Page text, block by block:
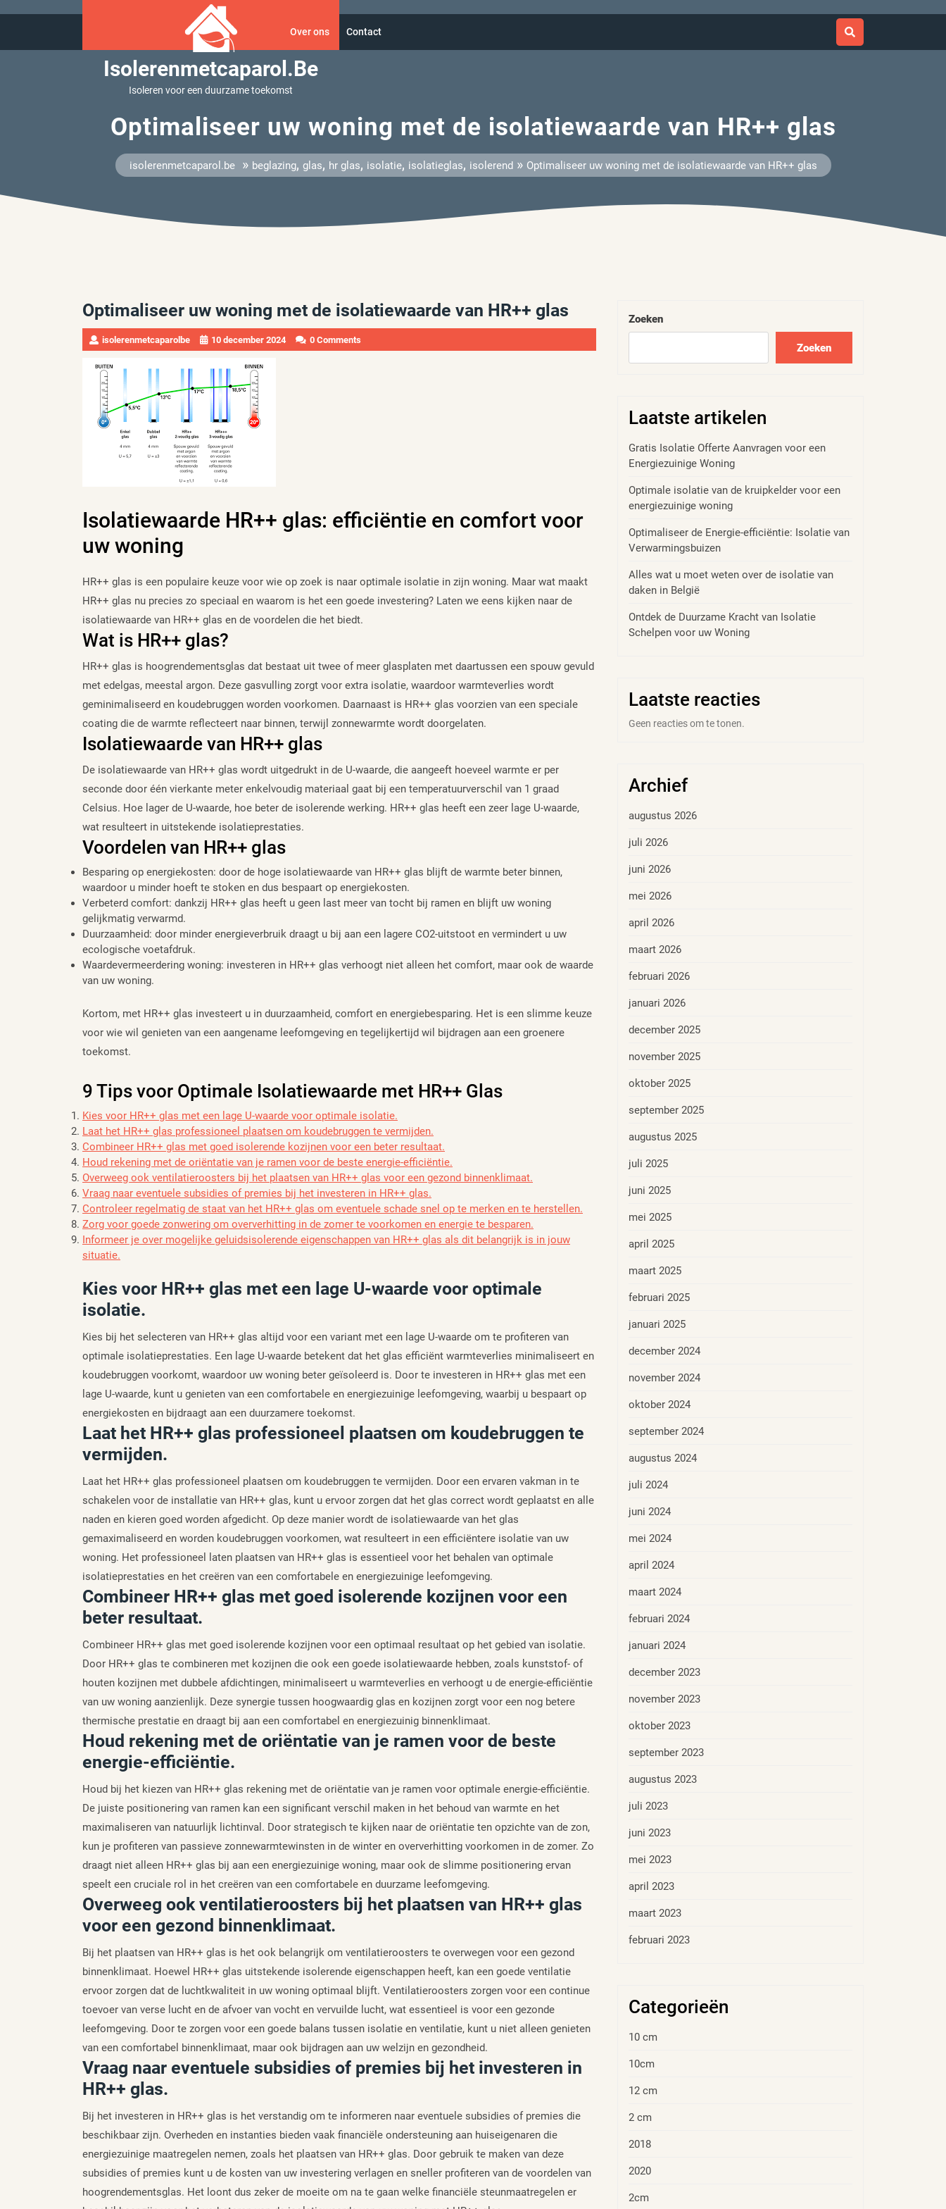
Isolerenmetcaparol.be
Isoleren voor een duurzame toekomst
Over ons Contact
Optimaliseer uw woning met de isolatiewaarde van HR++ glas
isolerenmetcaparol.be» beglazing, glas, hr glas, isolatie, isolatieglas, isolerend» Optimaliseer uw woning met de isolatiewaarde van HR++ glas
Optimaliseer uw woning met de isolatiewaarde van HR++ glas
isolerenmetcaparolbe 10 december 2024 0 Comments
Isolatiewaarde HR++ glas: efficiëntie en comfort voor
uw woning
HR++ glas is een populaire keuze voor wie op zoek is naar optimale isolatie in zijn woning. Maar wat maakt
HR++ glas nu precies zo speciaal en waarom is het een goede investering? Laten we eens kijken naar de
isolatiewaarde van HR++ glas en de voordelen die het biedt.
Wat is HR++ glas?
HR++ glas is hoogrendementsglas dat bestaat uit twee of meer glasplaten met daartussen een spouw gevuld
met edelgas, meestal argon. Deze gasvulling zorgt voor extra isolatie, waardoor warmteverlies wordt
geminimaliseerd en koudebruggen worden voorkomen. Daarnaast is HR++ glas voorzien van een speciale
coating die de warmte reflecteert naar binnen, terwijl zonnewarmte wordt doorgelaten.
Isolatiewaarde van HR++ glas
De isolatiewaarde van HR++ glas wordt uitgedrukt in de U-waarde, die aangeeft hoeveel warmte er per
seconde door één vierkante meter enkelvoudig materiaal gaat bij een temperatuurverschil van 1 graad
Celsius. Hoe lager de U-waarde, hoe beter de isolerende werking. HR++ glas heeft een zeer lage U-waarde,
wat resulteert in uitstekende isolatieprestaties.
Voordelen van HR++ glas
Besparing op energiekosten: door de hoge isolatiewaarde van HR++ glas blijft de warmte beter binnen,
waardoor u minder hoeft te stoken en dus bespaart op energiekosten.
Verbeterd comfort: dankzij HR++ glas heeft u geen last meer van tocht bij ramen en blijft uw woning
gelijkmatig verwarmd.
Duurzaamheid: door minder energieverbruik draagt u bij aan een lagere CO2-uitstoot en vermindert u uw
ecologische voetafdruk.
Waardevermeerdering woning: investeren in HR++ glas verhoogt niet alleen het comfort, maar ook de waarde
van uw woning.
Kortom, met HR++ glas investeert u in duurzaamheid, comfort en energiebesparing. Het is een slimme keuze
voor wie wil genieten van een aangename leefomgeving en tegelijkertijd wil bijdragen aan een groenere
toekomst.
9 Tips voor Optimale Isolatiewaarde met HR++ Glas
Kies voor HR++ glas met een lage U-waarde voor optimale isolatie.
Laat het HR++ glas professioneel plaatsen om koudebruggen te vermijden.
Combineer HR++ glas met goed isolerende kozijnen voor een beter resultaat.
Houd rekening met de oriëntatie van je ramen voor de beste energie-efficiëntie.
Overweeg ook ventilatieroosters bij het plaatsen van HR++ glas voor een gezond binnenklimaat.
Vraag naar eventuele subsidies of premies bij het investeren in HR++ glas.
Controleer regelmatig de staat van het HR++ glas om eventuele schade snel op te merken en te herstellen.
Zorg voor goede zonwering om oververhitting in de zomer te voorkomen en energie te besparen.
Informeer je over mogelijke geluidsisolerende eigenschappen van HR++ glas als dit belangrijk is in jouw
situatie.
Kies voor HR++ glas met een lage U-waarde voor optimale
isolatie.
Kies bij het selecteren van HR++ glas altijd voor een variant met een lage U-waarde om te profiteren van
optimale isolatieprestaties. Een lage U-waarde betekent dat het glas efficiënt warmteverlies minimaliseert en
koudebruggen voorkomt, waardoor uw woning beter geïsoleerd is. Door te investeren in HR++ glas met een
lage U-waarde, kunt u genieten van een comfortabele en energiezuinige leefomgeving, waarbij u bespaart op
energiekosten en bijdraagt aan een duurzamere toekomst.
Laat het HR++ glas professioneel plaatsen om koudebruggen te
vermijden.
Laat het HR++ glas professioneel plaatsen om koudebruggen te vermijden. Door een ervaren vakman in te
schakelen voor de installatie van HR++ glas, kunt u ervoor zorgen dat het glas correct wordt geplaatst en alle
naden en kieren goed worden afgedicht. Op deze manier wordt de isolatiewaarde van het glas
gemaximaliseerd en worden koudebruggen voorkomen, wat resulteert in een efficiëntere isolatie van uw
woning. Het professioneel laten plaatsen van HR++ glas is essentieel voor het behalen van optimale
isolatieprestaties en het creëren van een comfortabele en energiezuinige leefomgeving.
Combineer HR++ glas met goed isolerende kozijnen voor een
beter resultaat.
Combineer HR++ glas met goed isolerende kozijnen voor een optimaal resultaat op het gebied van isolatie.
Door HR++ glas te combineren met kozijnen die ook een goede isolatiewaarde hebben, zoals kunststof- of
houten kozijnen met dubbele afdichtingen, minimaliseert u warmteverlies en verhoogt u de energie-efficiëntie
van uw woning aanzienlijk. Deze synergie tussen hoogwaardig glas en kozijnen zorgt voor een nog betere
thermische prestatie en draagt bij aan een comfortabel en energiezuinig binnenklimaat.
Houd rekening met de oriëntatie van je ramen voor de beste
energie-efficiëntie.
Houd bij het kiezen van HR++ glas rekening met de oriëntatie van je ramen voor optimale energie-efficiëntie.
De juiste positionering van ramen kan een significant verschil maken in het behoud van warmte en het
maximaliseren van natuurlijk lichtinval. Door strategisch te kijken naar de oriëntatie ten opzichte van de zon,
kun je profiteren van passieve zonnewarmtewinsten in de winter en oververhitting voorkomen in de zomer. Zo
draagt niet alleen HR++ glas bij aan een energiezuinige woning, maar ook de slimme positionering ervan
speelt een cruciale rol in het creëren van een comfortabele en duurzame leefomgeving.
Overweeg ook ventilatieroosters bij het plaatsen van HR++ glas
voor een gezond binnenklimaat.
Bij het plaatsen van HR++ glas is het ook belangrijk om ventilatieroosters te overwegen voor een gezond
binnenklimaat. Hoewel HR++ glas uitstekende isolerende eigenschappen heeft, kan een goede ventilatie
ervoor zorgen dat de luchtkwaliteit in uw woning optimaal blijft. Ventilatieroosters zorgen voor een continue
toevoer van verse lucht en de afvoer van vocht en vervuilde lucht, wat essentieel is voor een gezonde
leefomgeving. Door te zorgen voor een goede balans tussen isolatie en ventilatie, kunt u niet alleen genieten
van een comfortabel binnenklimaat, maar ook bijdragen aan uw welzijn en gezondheid.
Vraag naar eventuele subsidies of premies bij het investeren in
HR++ glas.
Bij het investeren in HR++ glas is het verstandig om te informeren naar eventuele subsidies of premies die
beschikbaar zijn. Overheden en instanties bieden vaak financiële ondersteuning aan huiseigenaren die
energiezuinige maatregelen nemen, zoals het plaatsen van HR++ glas. Door gebruik te maken van deze
subsidies of premies kunt u de kosten van uw investering verlagen en sneller profiteren van de voordelen van
hoogrendementsglas. Het loont dus zeker de moeite om na te gaan welke financiële steunmaatregelen er
Zoeken
Zoeken
Laatste artikelen
Gratis Isolatie Offerte Aanvragen voor een
Energiezuinige Woning
Optimale isolatie van de kruipkelder voor een
energiezuinige woning
Optimaliseer de Energie-efficiëntie: Isolatie van
Verwarmingsbuizen
Alles wat u moet weten over de isolatie van
daken in België
Ontdek de Duurzame Kracht van Isolatie
Schelpen voor uw Woning
Laatste reacties
Geen reacties om te tonen.
Archief
augustus 2026
juli 2026
juni 2026
mei 2026
april 2026
maart 2026
februari 2026
januari 2026
december 2025
november 2025
oktober 2025
september 2025
augustus 2025
juli 2025
juni 2025
mei 2025
april 2025
maart 2025
februari 2025
januari 2025
december 2024
november 2024
oktober 2024
september 2024
augustus 2024
juli 2024
juni 2024
mei 2024
april 2024
maart 2024
februari 2024
januari 2024
december 2023
november 2023
oktober 2023
september 2023
augustus 2023
juli 2023
juni 2023
mei 2023
april 2023
maart 2023
februari 2023
Categorieën
10 cm
10cm
12 cm
2 cm
2018
2020
2cm